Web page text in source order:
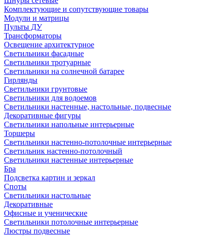
Комплектующие и сопутствующие товары
Модули и матрицы
Пульты ДУ
Трансформаторы
Освещение архитектурное
Светильники фасадные
Светильники тротуарные
Светильники на солнечной батарее
Гирлянды
Светильники грунтовые
Светильники для водоемов
Светильники настенные, настольные, подвесные
Декоративные фигуры
Светильники напольные интерьерные
Торшеры
Светильники настенно-потолочные интерьерные
Светильник настенно-потолочный
Светильники настенные интерьерные
Бра
Подсветка картин и зеркал
Споты
Светильники настольные
Декоративные
Офисные и ученические
Светильники потолочные интерьерные
Люстры подвесные